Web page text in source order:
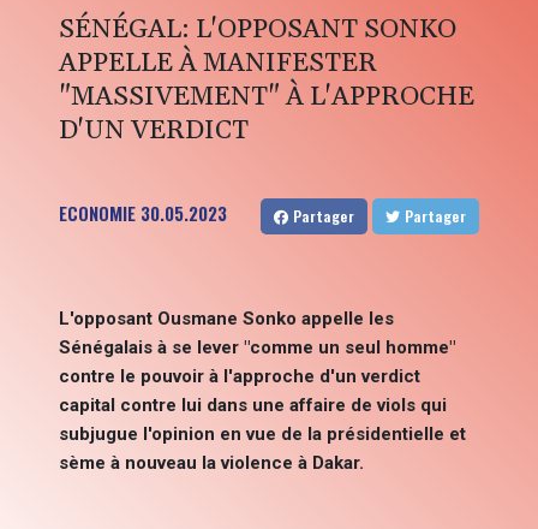
SÉNÉGAL: L'OPPOSANT SONKO
APPELLE À MANIFESTER
"MASSIVEMENT" À L'APPROCHE
D'UN VERDICT
ECONOMIE 30.05.2023 Partager Partager
L'opposant Ousmane Sonko appelle les
Sénégalais à se lever "comme un seul homme"
contre le pouvoir à l'approche d'un verdict
capital contre lui dans une affaire de viols qui
subjugue l'opinion en vue de la présidentielle et
sème à nouveau la violence à Dakar.